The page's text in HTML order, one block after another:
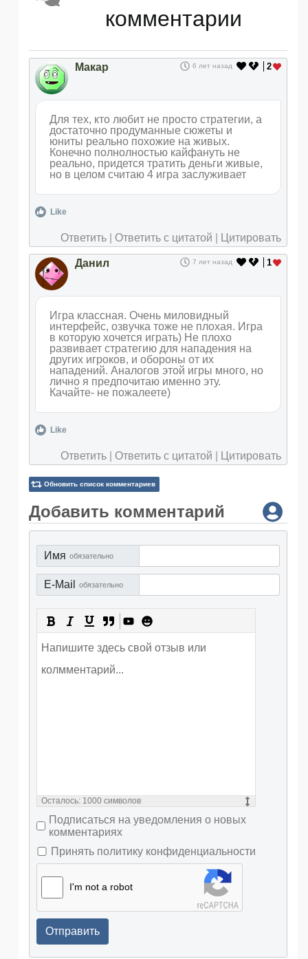
комментарии
2
Макар 6 лет назад
Для тех, кто любит не просто стратегии, а
достаточно продуманные сюжеты и
юниты реально похожие на живых.
Конечно полнолностью кайфануть не
реально, придется тратить деньги живые,
но в целом считаю 4 игра заслуживает
Like
Ответить Ответить с цитатой Цитировать
1
Данил 7 лет назад
Игра классная. Очень миловидный
интерфейс, озвучка тоже не плохая. Игра
в которую хочется играть) Не плохо
развивает стратегию для нападения на
других игроков, и обороны от их
нападений. Аналогов этой игры много, но
лично я предпочитаю именно эту.
Качайте- не пожалеете)
Like
Ответить Ответить с цитатой Цитировать
Обновить список комментариев
Добавить комментарий
Имя обязательно
E-Mail обязательно
Осталось: 1000 символов
Подписаться на уведомления о новых
комментариях
Принять политику конфиденциальности
I'm not a robot
Отправить